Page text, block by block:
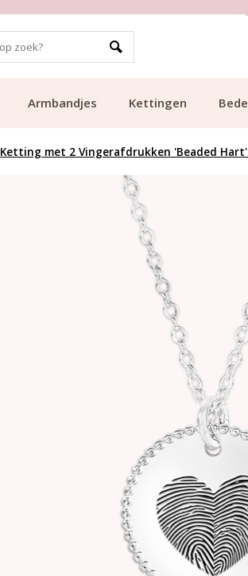
Armbandjes Kettingen
Ketting met 2 Vingerafdrukken 'Beaded